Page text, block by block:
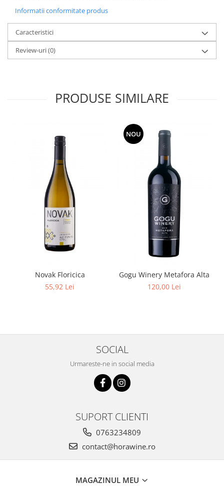
Informatii conformitate produs
Caracteristici
Review-uri(0)
PRODUSE SIMILARE
Novak Floricica
55,92 Lei
NOU
Gogu Winery Metafora Alta
120,00 Lei
SOCIAL
Urmareste-ne in social media
SUPORT CLIENTI
0763234809
contact@horawine.ro
MAGAZINUL MEU